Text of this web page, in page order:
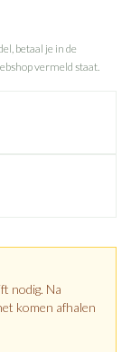
betaal je in de
vermeld staat.
nodig. Na
komen afhalen